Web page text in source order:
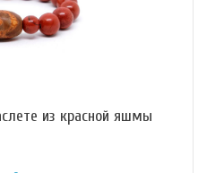
из красной яшмы